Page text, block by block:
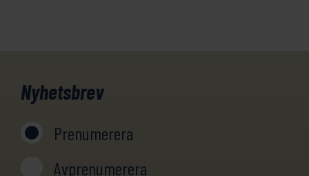
Nyhetsbrev
Prenumerera
Avprenumerera